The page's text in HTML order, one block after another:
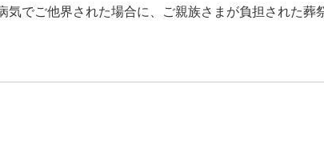
気でご他界された場合に、ご親族さまが負担された